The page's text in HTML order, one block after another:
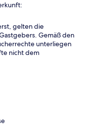
gelten die
Gemäß den
unterliegen
nicht dem